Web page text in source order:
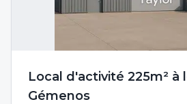
Local d'activité 225m² à
Gémenos